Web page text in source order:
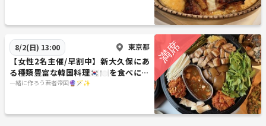
8/2(日) 13:00 東京都
【女性2名主催/早割中】新大久保にあ
る種類豊富な韓国料理🇰🇷🍽を食べに行
こう🐱🐱🎶20代30代限定
一緒に作ろう若者帝国🔮🪄︎︎✨